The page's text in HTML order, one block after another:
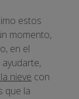
estos
momento,
en el
nieve con
que la